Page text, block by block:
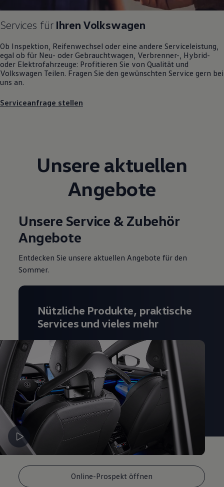
Software Updates
Service und Ersatzteile
Inspektion und HU/AU
Motorenöl und Flüssigkeiten
Räder und Reifen
Pannen- und Unfallhilfe
Economy Service
Modellspezifisches Zubehör
Schutz und Pflege
Dienste für Ihr Modell finden
Volkswagen Apps, Login und Shop
Handy und Fahrzeug verbinden
Updates für Software, Karten und Radio
Kundeninformationen
Volkswagen Kundenbetreuung
Warn- und Kontrollleuchten
Assistenzsysteme
Digitale Betriebsanleitung
Live Beratung
Magazin
Elektromobilität
Volkswagen R
Pannen- und Unfallhilfe
Services für Ihren Volkswagen
Ob Inspektion, Reifenwechsel oder eine andere Serviceleistung,
egal ob für Neu- oder Gebrauchtwagen , Verbrenner-, Hybrid-
oder Elektrofahrzeuge: Profitieren Sie von Qualität und
Volkswagen Teilen. Fragen Sie den gewünschten Service gern bei
uns an.
Serviceanfrage stellen
Unsere aktuellen
Angebote
Unsere Service & Zubehör
Angebote
Entdecken Sie unsere aktuellen Angebote für den
Sommer.
Online-Prospekt öffnen
Nützliche Produkte, praktische
Services und vieles mehr